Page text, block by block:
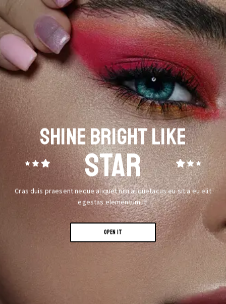
SHINE BRIGHT LIKE
STAR
Cras duis praesent neque aliquet nisi aliquetacus eu sit a eu elit
egestas elementumut.
OPEN IT